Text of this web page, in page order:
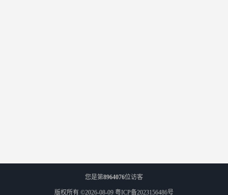
您是第8964076位访客
版权所有 ©2026-08-09 粤ICP备2023156486号